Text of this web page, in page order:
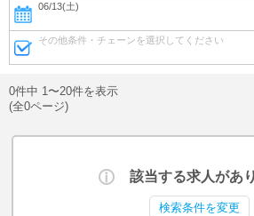
06/13(土)
その他条件・チェーンを選択してください
0件中 1〜20件を表示
(全0ページ)
該当する求人があ
検索条件を変更